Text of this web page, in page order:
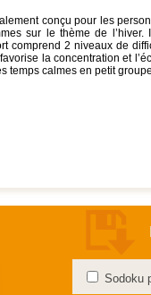
conçu pour les
sur le thème de
comprend 2 niveaux de
la concentration et
temps calmes en petit
Sodoku